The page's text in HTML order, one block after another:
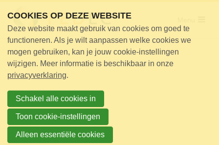
links
over
Jump
to
navigation
to
main
Adviseur nodig?
Opleidingen
Bijeenkomsten
Over ons
Nieuwsbrief
COOKIES OP DEZE WEBSITE
Deze website maakt gebruik van cookies om goed te
functioneren. Als je wilt aanpassen welke cookies we
mogen gebruiken, kan je jouw cookie-instellingen
wijzigen. Meer informatie is beschikbaar in onze
privacyverklaring.
Schakel alle cookies in
Toon cookie-instellingen
Alleen essentiële cookies